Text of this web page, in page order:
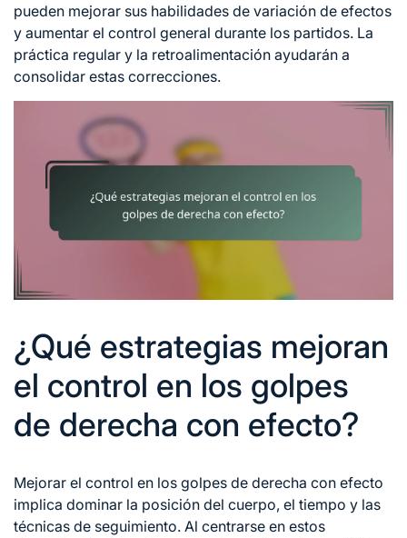
pueden mejorar sus habilidades de variación de efectos
y aumentar el control general durante los partidos. La
práctica regular y la retroalimentación ayudarán a
consolidar estas correcciones.
¿Qué estrategias mejoran
el control en los golpes
de derecha con efecto?
Mejorar el control en los golpes de derecha con efecto
implica dominar la posición del cuerpo, el tiempo y las
técnicas de seguimiento. Al centrarse en estos